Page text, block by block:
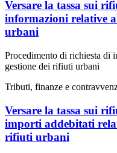
Versare la tassa sui
informazioni relative
urbani
Procedimento di richiesta di
gestione dei rifiuti urbani
Tributi, finanze e
Versare la tassa sui
importi addebitati
rifiuti urbani